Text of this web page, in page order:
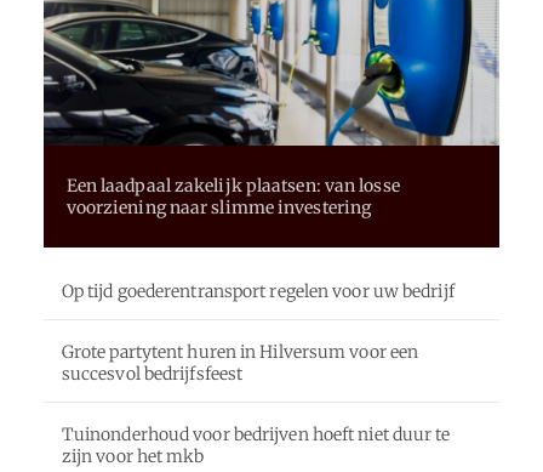
Een laadpaal zakelijk plaatsen: van losse
voorziening naar slimme investering
Op tijd goederentransport regelen voor uw bedrijf
Grote partytent huren in Hilversum voor een
succesvol bedrijfsfeest
Tuinonderhoud voor bedrijven hoeft niet duur te
zijn voor het mkb